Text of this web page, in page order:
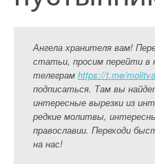
Ангела хранителя вам!
статьи, просим перейти в
телеграм https://t.me/
подписаться. Там вы
интересные вырезки из
редкие молитвы,
православии. Переходи
на нас!